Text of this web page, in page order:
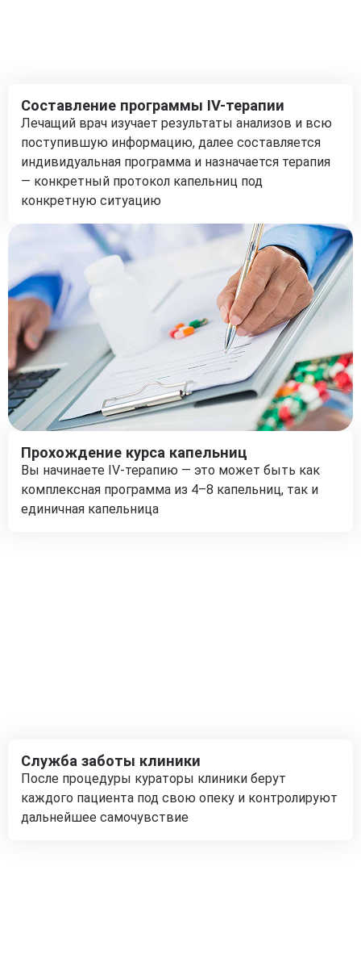
Составление программы IV-терапии
Лечащий врач изучает результаты анализов и всю
поступившую информацию, далее составляется
индивидуальная программа и назначается терапия
— конкретный протокол капельниц под
конкретную ситуацию
Прохождение курса капельниц
Вы начинаете IV-терапию — это может быть как
комплексная программа из 4–8 капельниц, так и
единичная капельница
Служба заботы клиники
После процедуры кураторы клиники берут
каждого пациента под свою опеку и контролируют
дальнейшее самочувствие